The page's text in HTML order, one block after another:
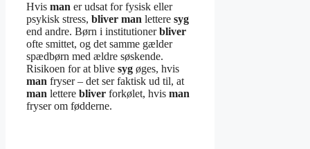
Hvis man er udsat for fysisk eller
psykisk stress, bliver man lettere syg
end andre. Børn i institutionerbliver
ofte smittet, og det samme gælder
spædbørn med ældre søskende.
Risikoen for at blive syg øges, hvis
man fryser – det ser faktisk ud til, at
man lettere bliver forkølet, hvis man
fryser om fødderne.